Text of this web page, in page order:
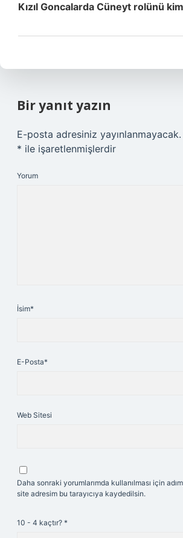
Kızıl Goncalarda Cüneyt rolünü
Bir yanıt yazın
E-posta adresiniz yayınlanmayacak.
* ile işaretlenmişlerdir
Yorum
İsim*
E-Posta*
Web Sitesi
Daha sonraki yorumlarımda kullanılması için
site adresim bu tarayıcıya kaydedilsin.
10 - 4 kaçtır? *